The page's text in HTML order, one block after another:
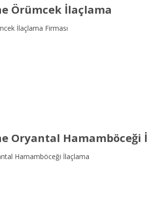
Örümcek İlaçlama
İlaçlama Firması
Oryantal Hamamböceği
Hamamböceği İlaçlama